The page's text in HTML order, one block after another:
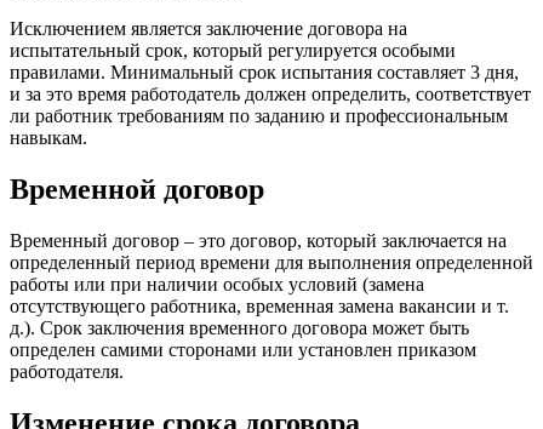
Исключением является заключение договора на
испытательный срок, который регулируется особыми
правилами. Минимальный срок испытания составляет 3 дня,
и за это время работодатель должен определить, соответствует
ли работник требованиям по заданию и профессиональным
навыкам.
Временной договор
Временный договор – это договор, который заключается на
определенный период времени для выполнения определенной
работы или при наличии особых условий (замена
отсутствующего работника, временная замена вакансии и т.
д.). Срок заключения временного договора может быть
определен самими сторонами или установлен приказом
работодателя.